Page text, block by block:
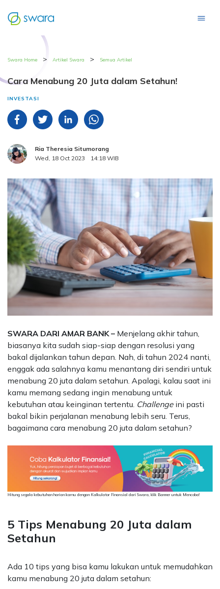
Swara Home > Artikel Swara > Semua Artikel
Cara Menabung 20 Juta dalam Setahun!
INVESTASI
Ria Theresia Situmorang
Wed, 18 Oct 2023
14:18 WIB
SWARA DARI AMAR BANK – Menjelang akhir tahun,
biasanya kita sudah siap-siap dengan resolusi yang
bakal dijalankan tahun depan. Nah, di tahun 2024 nanti,
enggak ada salahnya kamu menantang diri sendiri untuk
menabung 20 juta dalam setahun. Apalagi, kalau saat ini
kamu memang sedang ingin menabung untuk
kebutuhan atau keinginan tertentu. Challengeini pasti
bakal bikin perjalanan menabung lebih seru. Terus,
bagaimana cara menabung 20 juta dalam setahun?
Hitung segala kebutuhan harian kamu dengan Kalkulator Finansial dari Swara, klik Banner untuk Mencoba!
5 Tips Menabung 20 Juta dalam
Setahun
Ada 10 tips yang bisa kamu lakukan untuk memudahkan
kamu menabung 20 juta dalam setahun: